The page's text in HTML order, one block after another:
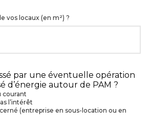
vos locaux (en m²) ?
par une éventuelle opération
d’énergie autour de PAM ?
courant
l’intérêt
(entreprise en sous-location ou en